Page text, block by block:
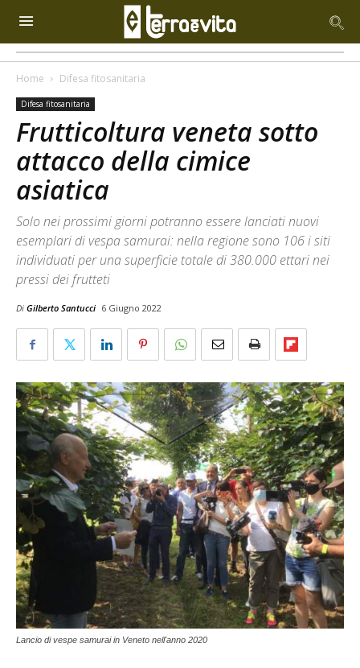
Home Difesa fitosanitaria
Difesa fitosanitaria
Frutticoltura veneta sotto
attacco della cimice
asiatica
Solo nei prossimi giorni potranno essere lanciati nuovi
esemplari di vespa samurai: nella regione sono 106 i siti
individuati per una superficie totale di 380.000 ettari nei
pressi dei frutteti
Di Gilberto Santucci 6 Giugno 2022
Lancio di vespe samurai in Veneto nell'anno 2020